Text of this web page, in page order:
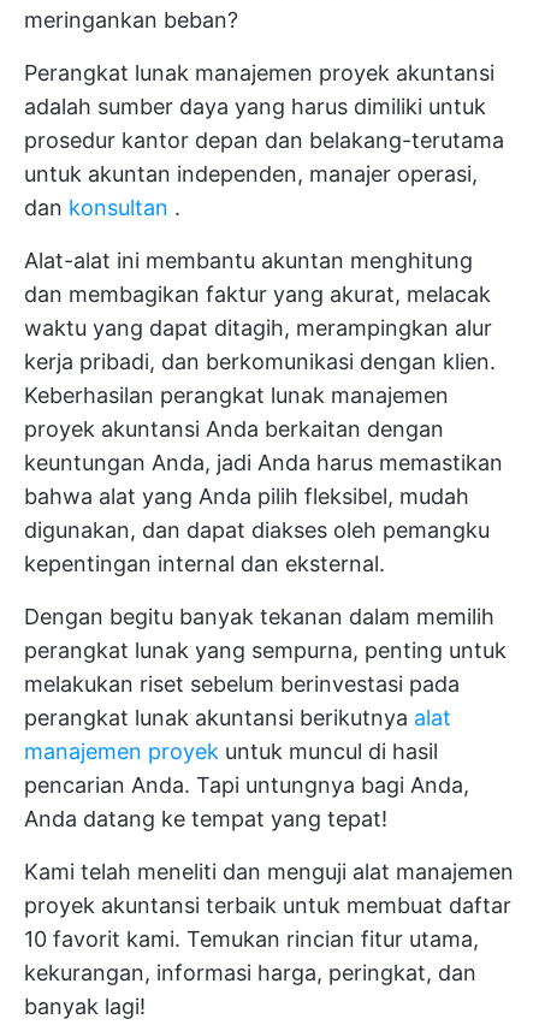
meringankan beban?
Perangkat lunak manajemen proyek akuntansi
adalah sumber daya yang harus dimiliki untuk
prosedur kantor depan dan belakang-terutama
untuk akuntan independen, manajer operasi,
dan konsultan .
Alat-alat ini membantu akuntan menghitung
dan membagikan faktur yang akurat, melacak
waktu yang dapat ditagih, merampingkan alur
kerja pribadi, dan berkomunikasi dengan klien.
Keberhasilan perangkat lunak manajemen
proyek akuntansi Anda berkaitan dengan
keuntungan Anda, jadi Anda harus memastikan
bahwa alat yang Anda pilih fleksibel, mudah
digunakan, dan dapat diakses oleh pemangku
kepentingan internal dan eksternal.
Dengan begitu banyak tekanan dalam memilih
perangkat lunak yang sempurna, penting untuk
melakukan riset sebelum berinvestasi pada
perangkat lunak akuntansi berikutnya alat
manajemen proyek untuk muncul di hasil
pencarian Anda. Tapi untungnya bagi Anda,
Anda datang ke tempat yang tepat!
Kami telah meneliti dan menguji alat manajemen
proyek akuntansi terbaik untuk membuat daftar
10 favorit kami. Temukan rincian fitur utama,
kekurangan, informasi harga, peringkat, dan
banyak lagi!